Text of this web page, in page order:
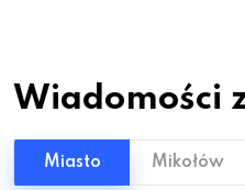
Wiadomości
Miasto Mikołów